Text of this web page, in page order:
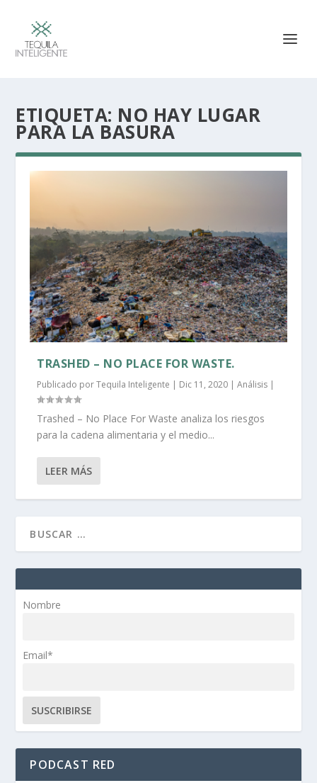
ETIQUETA: NO HAY LUGAR
PARA LA BASURA
TRASHED – NO PLACE FOR WASTE.
Publicado porTequila Inteligente | Dic 11, 2020 |Análisis |
Trashed – No Place For Waste analiza los riesgos
para la cadena alimentaria y el medio...
LEER MÁS
Nombre
Email*
PODCAST RED